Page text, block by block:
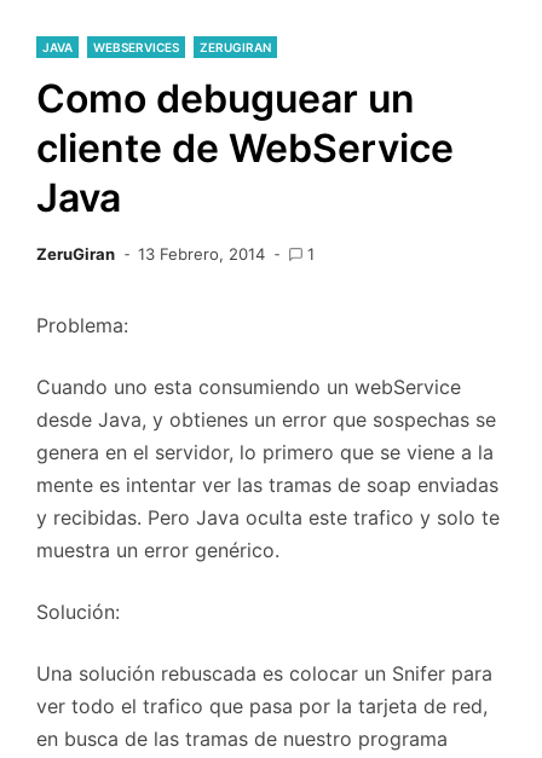
JAVA WEBSERVICES ZERUGIRAN
Como debuguear un
cliente de WebService
Java
ZeruGiran 13 Febrero, 2014 1
Problema:
Cuando uno esta consumiendo un webService
desde Java, y obtienes un error que sospechas se
genera en el servidor, lo primero que se viene a la
mente es intentar ver las tramas de soap enviadas
y recibidas. Pero Java oculta este trafico y solo te
muestra un error genérico.
Solución:
Una solución rebuscada es colocar un Snifer para
ver todo el trafico que pasa por la tarjeta de red,
en busca de las tramas de nuestro programa